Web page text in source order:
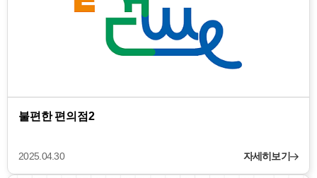
불편한 편의점2
2025.04.30 자세히보기